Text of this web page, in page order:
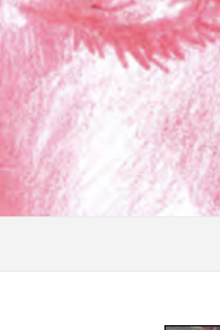
Skip to content